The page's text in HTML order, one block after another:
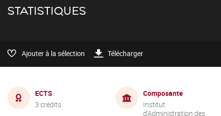
STATISTIQUES
Ajouter à la sélection Télécharger
ECTS
3 crédits
Composante
Institut
d'Administration des